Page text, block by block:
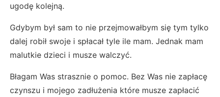
ugodę kolejną.
Gdybym był sam to nie przejmowałbym się tym tylko
dalej robił swoje i spłacał tyle ile mam. Jednak mam
malutkie dzieci i musze walczyć.
Błagam Was strasznie o pomoc. Bez Was nie zapłacę
czynszu i mojego zadłużenia które musze zapłacić